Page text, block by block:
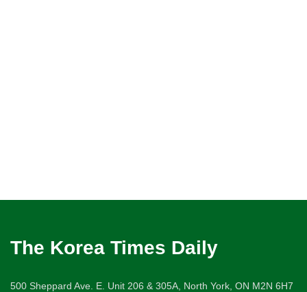
The Korea Times Daily
500 Sheppard Ave. E. Unit 206 & 305A, North York, ON M2N 6H7